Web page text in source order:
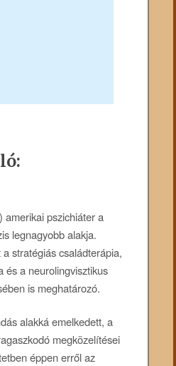
amerikai pszichiáter a
legnagyobb alakja.
stratégiás családterápia,
és a neurolingvisztikus
is meghatározó.
alakká emelkedett, a
megközelítései
éppen erről az